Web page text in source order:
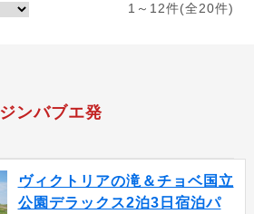
1～12件(全20件)
ジンバブエ発
ヴィクトリアの滝＆チョベ国立
公園デラックス2泊3日宿泊パ